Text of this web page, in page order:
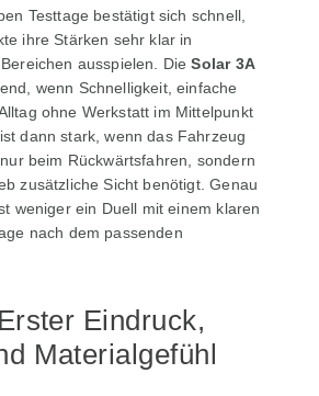
Testtage bestätigt sich schnell,
ihre Stärken sehr klar in
ausspielen. DieSolar 3A
wenn Schnelligkeit, einfache
ohne Werkstatt im Mittelpunkt
ist dann stark, wenn das Fahrzeug
beim Rückwärtsfahren, sondern
zusätzliche Sicht benötigt. Genau
weniger ein Duell mit einem klaren
nach dem passenden
Eindruck,
Materialgefühl